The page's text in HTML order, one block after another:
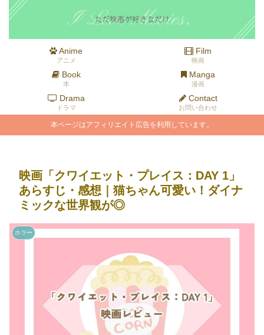
Anime
アニメ
Film
映画
Book
本
Manga
漫画
Drama
ドラマ
Contact
お問い合わせ
本ページはアフィリエイト広告を利用しています。
映画「クワイエット・プレイス：DAY 1」
あらすじ・感想｜猫ちゃん可愛い！ダイナ
ミックな世界観が◎
ホラー